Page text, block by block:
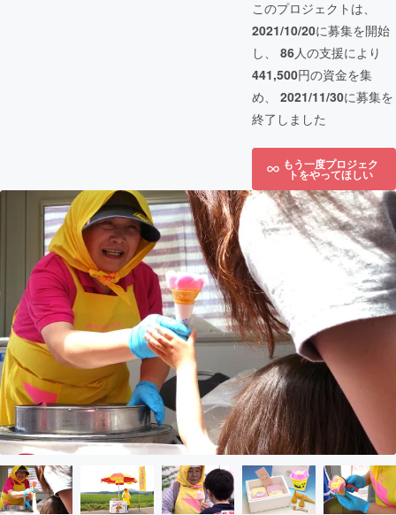
このプロジェクトは、
2021/10/20に募集を開始
し、 86人の支援により
441,500円の資金を集
め、 2021/11/30に募集を
終了しました
もう一度プロジェク
トをやってほしい